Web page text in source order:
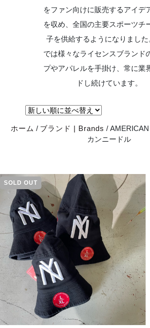
をファン向けに販売するアイデ
を収め、全国の主要スポーツチ
子を供給するようになりました
では様々なライセンスブランド
プやアパレルを手掛け、常に業
ドし続けています。
ホーム / ブランド | Brands /
カンニードル
SOLD OUT